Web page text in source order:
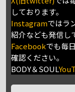
しております。
Instagramではラ
紹介なども発信し
Facebookでも毎
確認ください。
BODY＆SOUL